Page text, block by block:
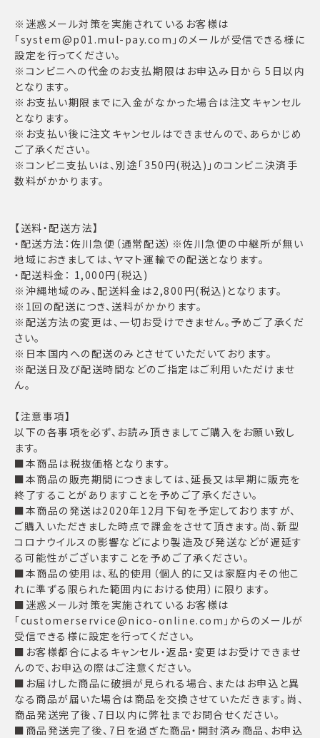
※迷惑メール対策を実施されているお客様は
「system@p01.mul-pay.com」のメールが受信できる様に
設定を行ってください。
※コンビニへの代金のお支払期限はお申込み日から 5日以内
となります。
※お支払い期限までに入金がなかった場合は注文キャンセル
となります。
※お支払い後に注文キャンセルはできませんので、あらかじめ
ご了承ください。
※コンビニ支払いは、別途「350円(税込)」のコンビニ決済手
数料がかかります。
【送料・配送方法】
・配送方法：佐川急便（通常配送）※佐川急便の中継所が無い
地域におきましては、ヤマト運輸での配送となります。
・配送料金： 1,000円(税込)
※沖縄地域のみ、配送料金は2,800円(税込)となります。
※1回の配送につき、送料がかかります。
※配送方法の変更は、一切お受けできません。予めご了承くだ
さい。
※日本国内への配送のみとさせていただいております。
※配送日及び配送時間などのご指定はご利用いただけませ
ん。
【注意事項】
以下の各事項を必ず、お読み頂きましてご購入をお願い致し
ます。
■本商品は税抜価格となります。
■本商品の販売期間につきましては、延長又は早期に販売を
終了することがありますことを予めご了承ください。
■本商品の発送は2020年12月下旬を予定しておりますが、
ご購入いただきました時点で課金をさせて頂きます。尚、新型
コロナウイルスの影響などにより製造及び発送などが遅延す
る可能性がございますことを予めご了承ください。
■本商品の使用は、私的使用（個人的に又は家庭内その他こ
れに準ずる限られた範囲内における使用）に限ります。
■迷惑メール対策を実施されているお客様は
「customerservice@nico-online.com」からのメールが
受信できる様に設定を行ってください。
■お客様都合によるキャンセル・返品・変更はお受けできませ
んので、お申込の際はご注意ください。
■お届けした商品に破損が見られる場合、またはお申込と異
なる商品が届いた場合は商品を交換させていただきます。尚、
商品発送完了後、7日以内に弊社までお問合せください。
■商品発送完了後、7日を過ぎた商品・開封済み商品、お申込